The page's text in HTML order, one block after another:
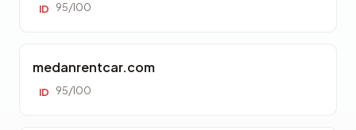
ID 95/100
medanrentcar.com
ID 95/100